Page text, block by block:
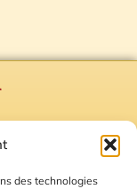
des technologies
du site